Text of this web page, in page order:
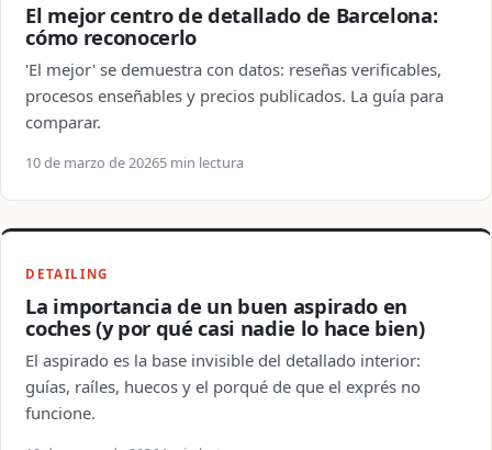
El mejor centro de detallado de Barcelona:
cómo reconocerlo
'El mejor' se demuestra con datos: reseñas verificables,
procesos enseñables y precios publicados. La guía para
comparar.
10 de marzo de 20265 min lectura
DETAILING
La importancia de un buen aspirado en
coches (y por qué casi nadie lo hace bien)
El aspirado es la base invisible del detallado interior:
guías, raíles, huecos y el porqué de que el exprés no
funcione.